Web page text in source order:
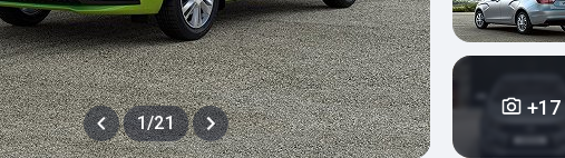
1/21
+17